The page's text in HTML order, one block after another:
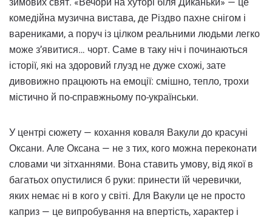
комедійна музична вистава, де Різдво пахне снігом і
варениками, а поруч із цілком реальними людьми легко
може з’явитися… чорт. Саме в таку ніч і починаються
історії, які на здоровий глузд не дуже схожі, зате
дивовижно працюють на емоції: смішно, тепло, трохи
містично й по-справжньому по-українськи.
У центрі сюжету — кохання коваля Вакули до красуні
Оксани. Але Оксана — не з тих, кого можна переконати
словами чи зітханнями. Вона ставить умову, від якої в
багатьох опустилися б руки: принести їй черевички,
яких немає ні в кого у світі. Для Вакули це не просто
каприз — це випробування на впертість, характер і